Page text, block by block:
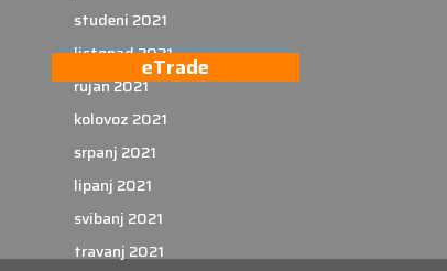
studeni 2021
listopad 2021
rujan 2021
kolovoz 2021
srpanj 2021
lipanj 2021
svibanj 2021
travanj 2021
eTrade